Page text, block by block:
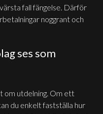
fall fängelse. Därför
noggrant och
ses som
om utdelning. Om ett
du enkelt fastställa hur